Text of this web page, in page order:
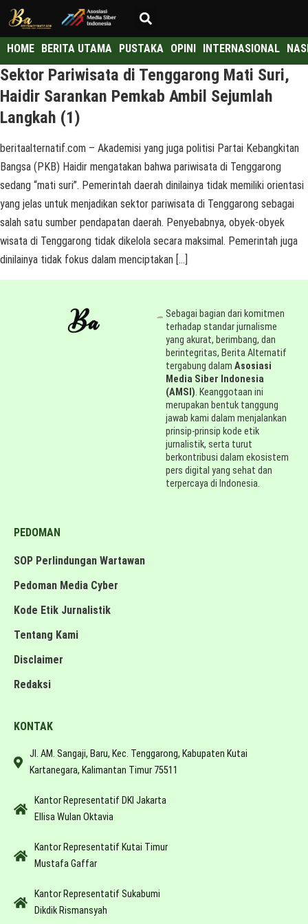
HOME BERITA UTAMA PUSTAKA OPINI INTERNASIONAL
Sektor Pariwisata di Tenggarong Mati Suri,
Haidir Sarankan Pemkab Ambil Sejumlah
Langkah (1)
beritaalternatif.com – Akademisi yang juga politisi Partai Kebangkitan
Bangsa (PKB) Haidir mengatakan bahwa pariwisata di Tenggarong
sedang “mati suri”. Pemerintah daerah dinilainya tidak memiliki orientasi
yang jelas untuk menjadikan sektor pariwisata di Tenggarong sebagai
salah satu sumber pendapatan daerah. Penyebabnya, obyek-obyek
wisata di Tenggarong tidak dikelola secara maksimal. Pemerintah juga
dinilainya tidak fokus dalam menciptakan […]
Sebagai bagian dari komitmen
terhadap standar jurnalisme
yang akurat, berimbang, dan
berintegritas, Berita Alternatif
tergabung dalamAsosiasi
Media Siber Indonesia
(AMSI). Keanggotaan ini
merupakan bentuk tanggung
jawab kami dalam menjalankan
prinsip-prinsip kode etik
jurnalistik, serta turut
berkontribusi dalam ekosistem
pers digital yang sehat dan
terpercaya di Indonesia.
PEDOMAN
SOP Perlindungan Wartawan
Pedoman Media Cyber
Kode Etik Jurnalistik
Tentang Kami
Disclaimer
Redaksi
KONTAK
Jl. AM. Sangaji, Baru, Kec. Tenggarong, Kabupaten Kutai
Kartanegara, Kalimantan Timur 75511
Kantor Representatif DKI Jakarta
Ellisa Wulan Oktavia
Kantor Representatif Kutai Timur
Mustafa Gaffar
Kantor Representatif Sukabumi
Dikdik Rismansyah